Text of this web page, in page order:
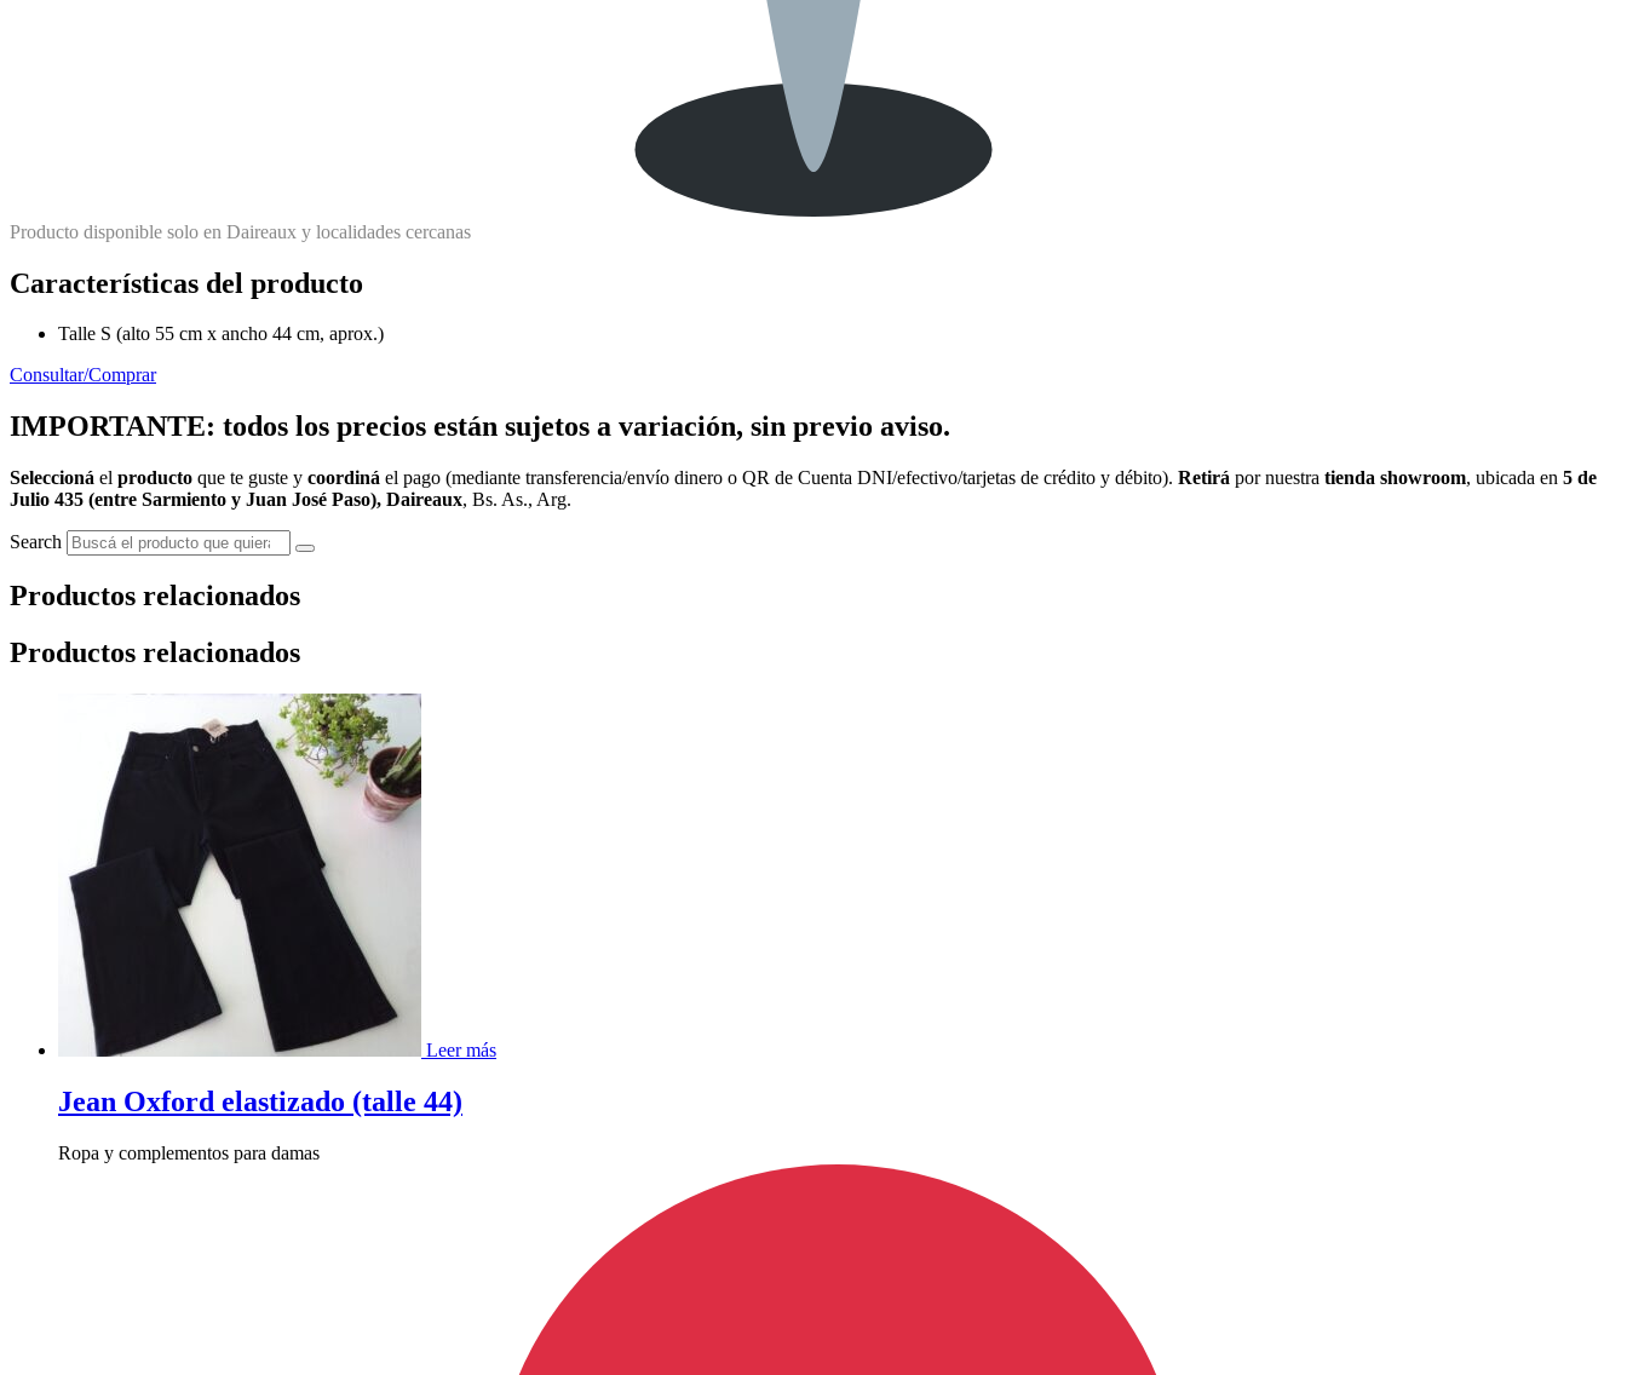
Producto disponible solo en Daireaux y localidades cercanas
Características del producto
Talle S (alto 55 cm x ancho 44 cm, aprox.)
Consultar/Comprar
IMPORTANTE: todos los precios están sujetos a variación, sin previo aviso.
Seleccioná el producto que te guste y coordiná el pago (mediante transferencia/envío dinero o QR de Cuenta DNI/efectivo/tarjetas de crédito y débito). Retirá por nuestra tienda showroom, ubicada en 5 de
Julio 435 (entre Sarmiento y Juan José Paso), Daireaux, Bs. As., Arg.
Search
Productos relacionados
Productos relacionados
Leer más
Jean Oxford elastizado (talle 44)
Ropa y complementos para damas